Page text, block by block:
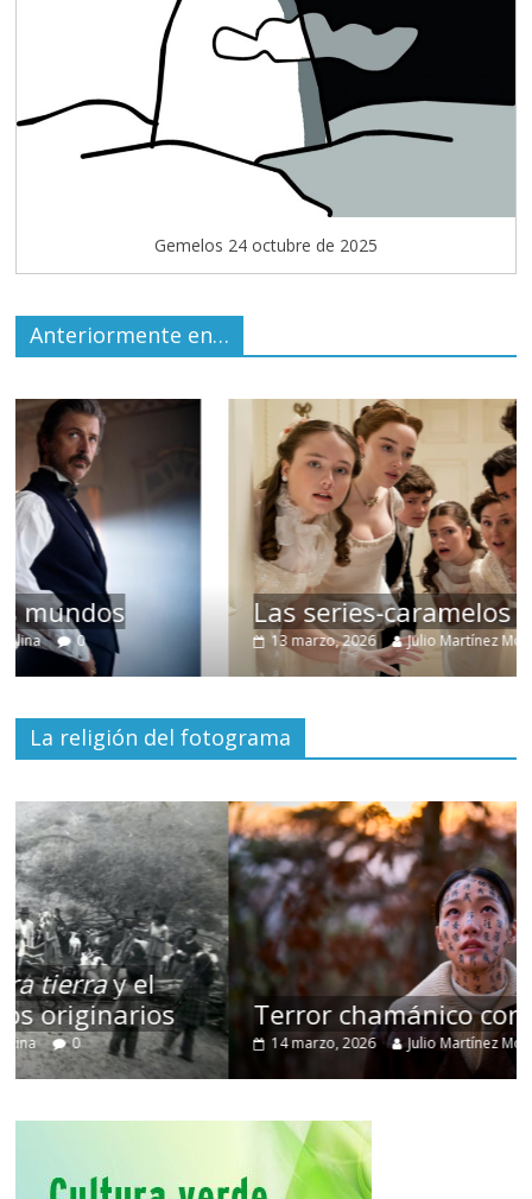
Gemelos 24 octubre de 2025
Anteriormente en…
Las series-caramelos de Shondaland
13 marzo, 2026 Julio Martínez Molina 0
La religión del fotograma
Terror chamánico coreano
14 marzo, 2026 Julio Martínez Molina 0